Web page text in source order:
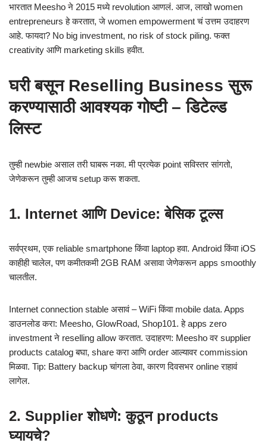
भारतात Meesho ने 2015 मध्ये revolution आणलं. आज, लाखो women
entrepreneurs हे करतात, जे women empowerment चं उत्तम उदाहरण
आहे. फायदा? No big investment, no risk of stock piling. फक्त
creativity आणि marketing skills हवीत.
घरी बसून Reselling Business सुरू
करण्यासाठी आवश्यक गोष्टी – डिटेल्ड
लिस्ट
तुम्ही newbie असाल तरी घाबरू नका. मी प्रत्येक point सविस्तर सांगतो,
जेणेकरून तुम्ही आजच setup करू शकता.
1. Internet आणि Device: बेसिक टूल्स
सर्वप्रथम, एक reliable smartphone किंवा laptop हवा. Android किंवा iOS
काहीही चालेल, पण कमीतकमी 2GB RAM असावा जेणेकरून apps smoothly
चालतील.
Internet connection stable असावं – WiFi किंवा mobile data. Apps
डाउनलोड करा: Meesho, GlowRoad, Shop101. हे apps zero
investment ने reselling allow करतात. उदाहरण: Meesho वर supplier
products catalog बघा, share करा आणि order आल्यावर commission
मिळवा. Tip: Battery backup चांगला ठेवा, कारण दिवसभर online राहावं
लागेल.
2. Supplier शोधणे: कुठून products
घ्यायचे?